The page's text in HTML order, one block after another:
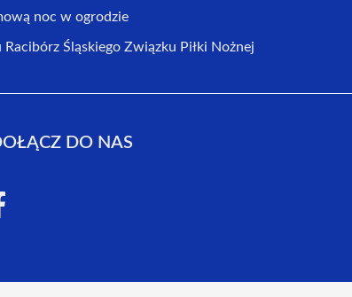
noc w ogrodzie
Śląskiego Związku Piłki Nożnej
DO NAS